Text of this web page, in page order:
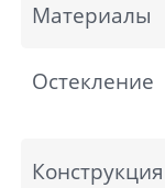
Материалы
Остекление
Конструкция